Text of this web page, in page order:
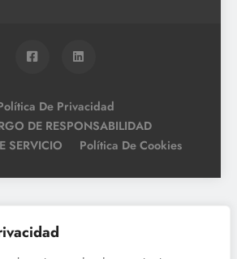
De Privacidad
DE RESPONSABILIDAD
SERVICIO
Política De Cookies